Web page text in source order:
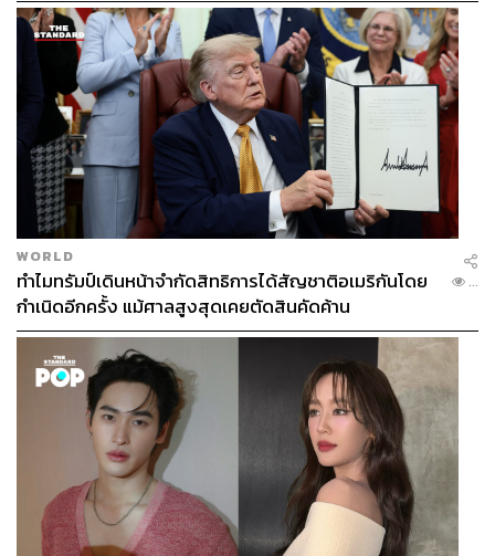
TAGS: สนามหลวง
มหรสพสมโภช
สมเด็จพระเจ้าอยู่หัวมหาวชิราลงกรณ บดินทรเทพยวรา
งกูร
WORLD
ทำไมทรัมป์เดินหน้าจำกัดสิทธิการได้สัญชาติอเมริกันโดย
กำเนิดอีกครั้ง แม้ศาลสูงสุดเคยตัดสินคัดค้าน
...